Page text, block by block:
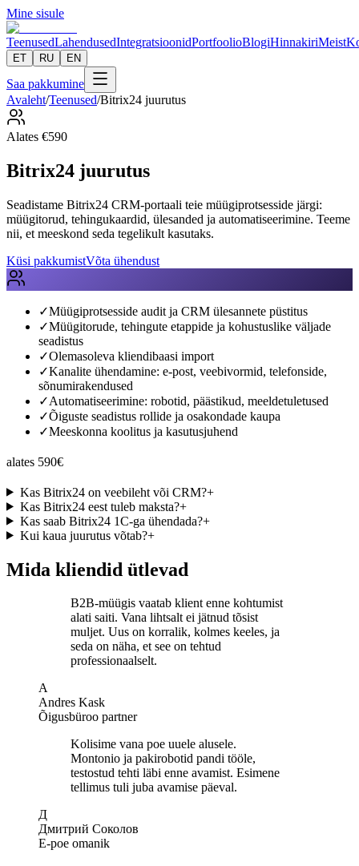
Mine sisule
TeenusedLahendusedIntegratsioonidPortfoolioBlogiHinnakiriMeist
ET RU EN
Saa pakkumine
Avaleht/Teenused/Bitrix24 juurutus
Alates €590
Bitrix24 juurutus
Seadistame Bitrix24 CRM-portaali teie müügiprotsesside järgi:
müügitorud, tehingukaardid, ülesanded ja automatiseerimine. Teeme
nii, et meeskond seda tegelikult kasutaks.
Küsi pakkumistVõta ühendust
✓Müügiprotsesside audit ja CRM ülesannete püstitus
✓Müügitorude, tehingute etappide ja kohustuslike väljade
seadistus
✓Olemasoleva kliendibaasi import
✓Kanalite ühendamine: e-post, veebivormid, telefonside,
sõnumirakendused
✓Automatiseerimine: robotid, päästikud, meeldetuletused
✓Õiguste seadistus rollide ja osakondade kaupa
✓Meeskonna koolitus ja kasutusjuhend
alates 590€
Kas Bitrix24 on veebileht või CRM?+
Kas Bitrix24 eest tuleb maksta?+
Kas saab Bitrix24 1C-ga ühendada?+
Kui kaua juurutus võtab?+
Mida kliendid ütlevad
B2B-müügis vaatab klient enne kohtumist
alati saiti. Vana lihtsalt ei jätnud tõsist
muljet. Uus on korralik, kolmes keeles, ja
seda on näha, et see on tehtud
professionaalselt.
A
Andres Kask
Õigusbüroo partner
Kolisime vana poe uuele alusele.
Montonio ja pakirobotid pandi tööle,
testostud tehti läbi enne avamist. Esimene
tellimus tuli juba avamise päeval.
Д
Дмитрий Соколов
E-poe omanik